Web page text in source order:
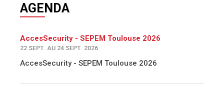
AGENDA
AccesSecurity - SEPEM Toulouse 2026
22 SEPT. AU 24 SEPT. 2026
AccesSecurity - SEPEM Toulouse 2026